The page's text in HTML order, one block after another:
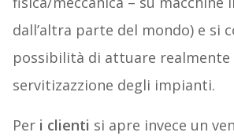
dall’altra parte del mondo) e si
possibilità di attuare realmente
servitizazzione degli impianti.
Per i clienti si apre invece un